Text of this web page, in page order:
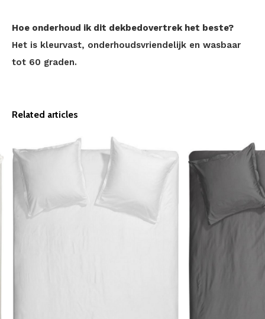
Hoe onderhoud ik dit dekbedovertrek het beste?
Het is kleurvast, onderhoudsvriendelijk en wasbaar
tot 60 graden.
Related articles